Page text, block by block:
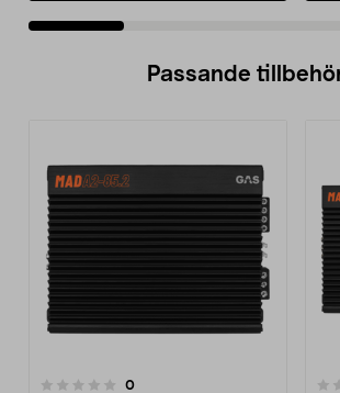
Passande
0recensioner
0.0 av 5 stjärnor